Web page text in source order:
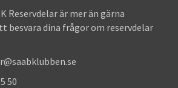
Reservdelar är mer än gärna
besvara dina frågor om reservdelar
50